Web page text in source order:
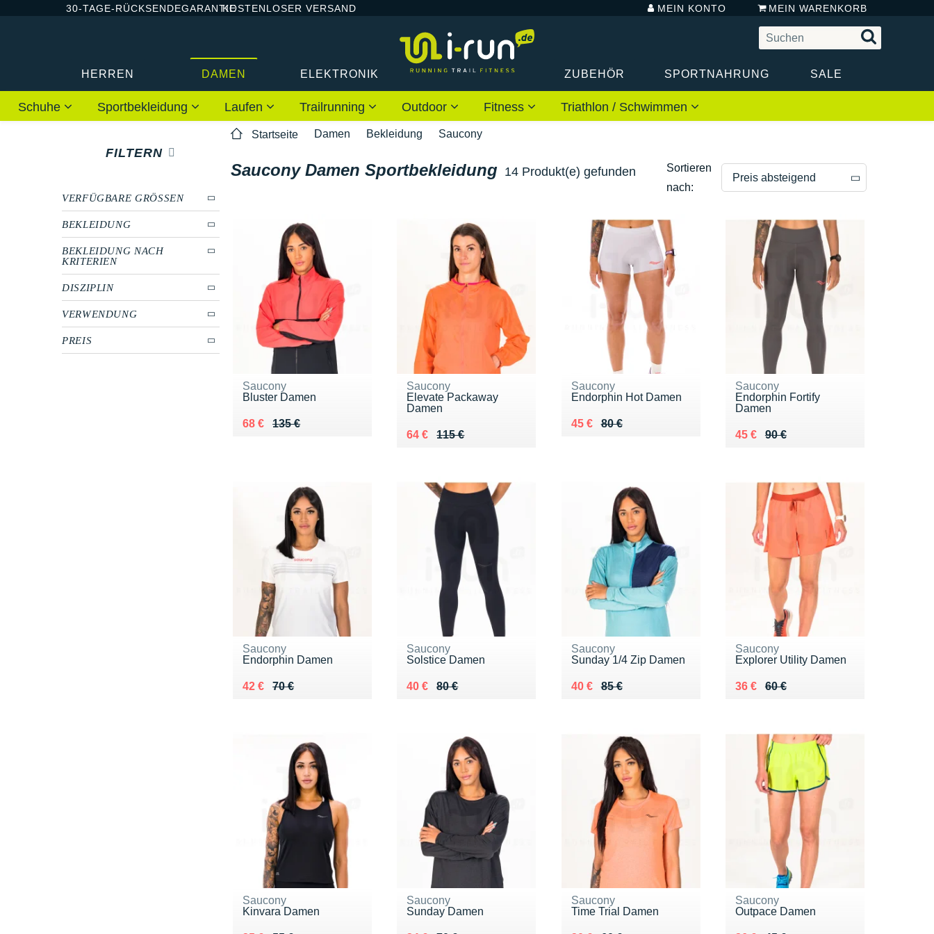
30-TAGE-RÜCKSENDEGARANTIEKOSTENLOSER VERSAND MEIN KONTO MEIN WARENKORB
HERREN DAMEN ELEKTRONIK ZUBEHÖR SPORTNAHRUNG SALE
Schuhe Sportbekleidung Laufen Trailrunning Outdoor Fitness Triathlon / Schwimmen
Startseite Damen Bekleidung Saucony
FILTERN
VERFÜGBARE GRÖSSEN
BEKLEIDUNG
BEKLEIDUNG NACH
KRITERIEN
DISZIPLIN
VERWENDUNG
PREIS
Saucony Damen Sportbekleidung 14 Produkt(e) gefunden
Sortieren
nach:
Preis absteigend
Preis aufsteigend
Saucony
Bluster Damen
135 €
Au lieu de 135 €
68 €
Vendu 68 €
Saucony
Elevate Packaway
Damen
115 €
Au lieu de 115 €
64 €
Vendu 64 €
Saucony
Endorphin Hot Damen
80 €
Au lieu de 80 €
45 €
Vendu 45 €
Saucony
Endorphin Fortify
Damen
90 €
Au lieu de 90 €
45 €
Vendu 45 €
Saucony
Endorphin Damen
70 €
Au lieu de 70 €
42 €
Vendu 42 €
Saucony
Solstice Damen
80 €
Au lieu de 80 €
40 €
Vendu 40 €
Saucony
Sunday 1/4 Zip Damen
85 €
Au lieu de 85 €
40 €
Vendu 40 €
Saucony
Explorer Utility Damen
60 €
Au lieu de 60 €
36 €
Vendu 36 €
Saucony
Kinvara Damen
Saucony
Sunday Damen
Saucony
Time Trial Damen
Saucony
Outpace Damen